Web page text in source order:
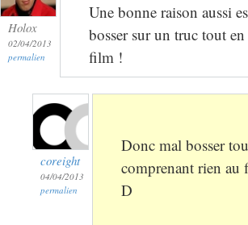
Holox
02/04/2013
permalien
Une bonne raison aussi
bosser sur un truc tout
film !
coreight
04/04/2013
permalien
Donc mal bosser
comprenant rien au
D